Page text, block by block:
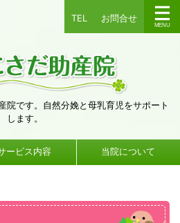
TEL お問合せ
院です。自然分娩と母乳育児をサポート
します。
ービス内容 当院について